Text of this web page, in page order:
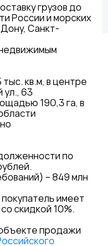
грузов до
России и морских
Санкт-
кв.м, в центре
ул., 63
190,3 га, в
по
– 849 млн
имеет
скидкой 10%.
продажи